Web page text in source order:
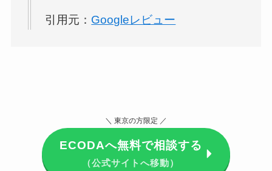
備してくれるし、説明もしてくれ
りを通して、信頼が生まれ、ここの
会社に任せようと思いました。功利
主義で売りつけようとしているので
引用元： Googleレビュー
＼ 東京の方限定 ／
ECODAへ無料で相談する
（公式サイトへ移動）